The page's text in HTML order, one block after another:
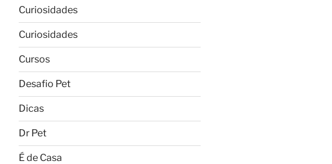
Curiosidades
Curiosidades
Cursos
Desafio Pet
Dicas
Dr Pet
É de Casa